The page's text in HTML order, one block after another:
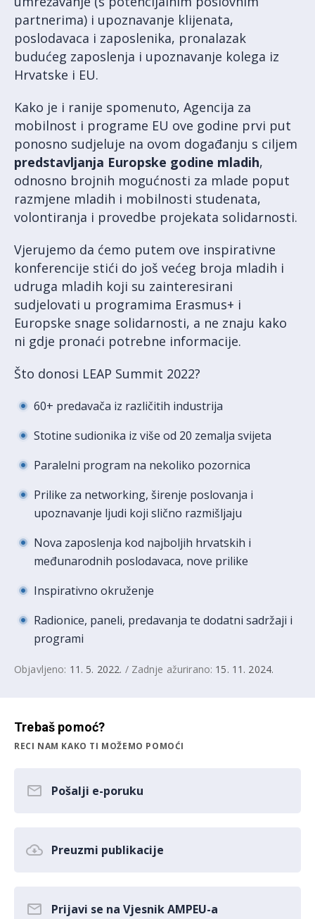
partnerima) i upoznavanje klijenata,
poslodavaca i zaposlenika, pronalazak
budućeg zaposlenja i upoznavanje kolega iz
Hrvatske i EU.
Kako je i ranije spomenuto, Agencija za
mobilnost i programe EU ove godine prvi put
ponosno sudjeluje na ovom događanju s ciljem
predstavljanja Europske godine mladih,
odnosno brojnih mogućnosti za mlade poput
razmjene mladih i mobilnosti studenata,
volontiranja i provedbe projekata solidarnosti.
Vjerujemo da ćemo putem ove inspirativne
konferencije stići do još većeg broja mladih i
udruga mladih koji su zainteresirani
sudjelovati u programima Erasmus+ i
Europske snage solidarnosti, a ne znaju kako
ni gdje pronaći potrebne informacije.
Što donosi LEAP Summit 2022?
60+ predavača iz različitih industrija
Stotine sudionika iz više od 20 zemalja svijeta
Paralelni program na nekoliko pozornica
Prilike za networking, širenje poslovanja i
upoznavanje ljudi koji slično razmišljaju
Nova zaposlenja kod najboljih hrvatskih i
međunarodnih poslodavaca, nove prilike
Inspirativno okruženje
Radionice, paneli, predavanja te dodatni sadržaji i
programi
Objavljeno: 11. 5. 2022. / Zadnje ažurirano: 15. 11. 2024.
Trebaš pomoć?
RECI NAM KAKO TI MOŽEMO POMOĆI
Pošalji e-poruku
Preuzmi publikacije
Prijavi se na Vjesnik AMPEU-a